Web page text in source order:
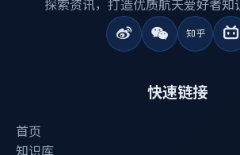
探索资讯，打造优质航天爱好者知
快速链接
首页
知识库